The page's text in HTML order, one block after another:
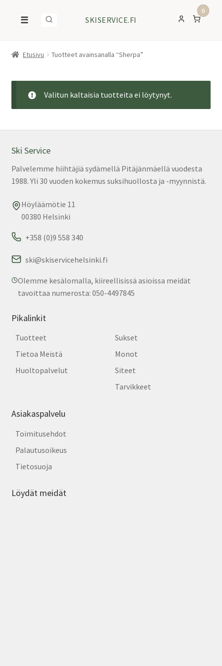
☰ SKISERVICE.FI
0
Etusivu Tuotteet avainsanalla “Sherpa”
Valitun kaltaisia tuotteita ei löytynyt.
Ski Service
Palvelemme hiihtäjiä sydämellä Pitäjänmäellä vuodesta
1988. Yli 30 vuoden kokemus suksihuollosta ja -myynnistä.
Höyläämötie 11
00380 Helsinki
+358 (0)9 558 340
ski@skiservicehelsinki.fi
Olemme kesälomalla, kiireellisissä asioissa meidät
tavoittaa numerosta: 050-4497845
Pikalinkit
Tuotteet
Tietoa Meistä
Huoltopalvelut
Sukset
Monot
Siteet
Tarvikkeet
Asiakaspalvelu
Toimitusehdot
Palautusoikeus
Tietosuoja
Löydät meidät